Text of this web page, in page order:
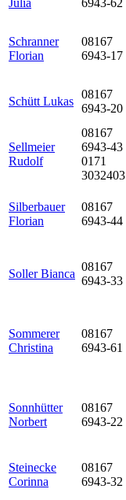
Julia
6943-62
Schranner
Florian
08167
6943-17
Schütt Lukas
08167
6943-20
Sellmeier
Rudolf
08167
6943-43
0171
3032403
Silberbauer
Florian
08167
6943-44
Soller Bianca
08167
6943-33
Sommerer
Christina
08167
6943-61
Sonnhütter
Norbert
08167
6943-22
Steinecke
Corinna
08167
6943-32